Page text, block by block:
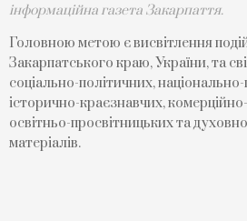
інформаційна газета Закарпаття.
Головною метою є висвітлення
Закарпатського краю, України, та
соціально-політичних,
історично-краєзнавчих,
освітньо-просвітницьких та
матеріалів.